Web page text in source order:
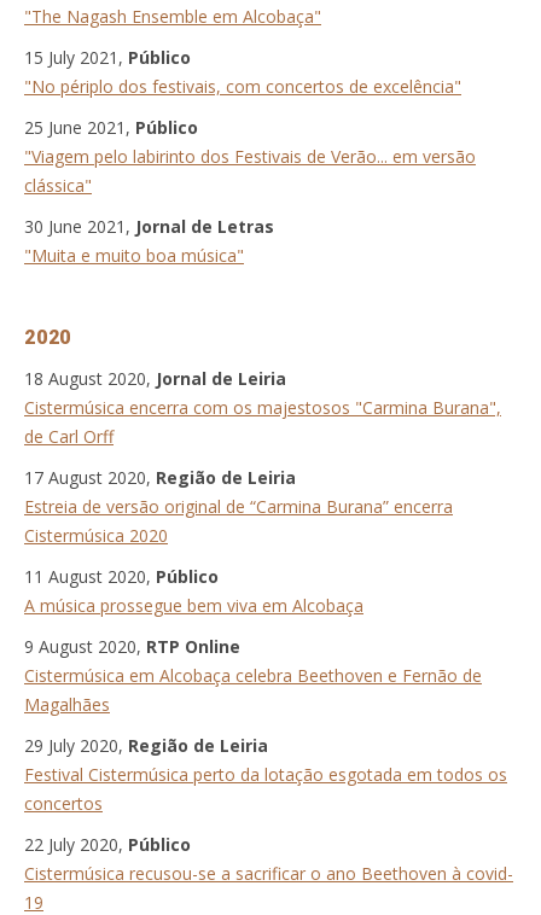
"The Nagash Ensemble em Alcobaça"
15 July 2021, Público
"No périplo dos festivais, com concertos de excelência"
25 June 2021, Público
"Viagem pelo labirinto dos Festivais de Verão... em versão
clássica"
30 June 2021, Jornal de Letras
"Muita e muito boa música"
2020
18 August 2020, Jornal de Leiria
Cistermúsica encerra com os majestosos "Carmina Burana",
de Carl Orff
17 August 2020, Região de Leiria
Estreia de versão original de “Carmina Burana” encerra
Cistermúsica 2020
11 August 2020, Público
A música prossegue bem viva em Alcobaça
9 August 2020, RTP Online
Cistermúsica em Alcobaça celebra Beethoven e Fernão de
Magalhães
29 July 2020, Região de Leiria
Festival Cistermúsica perto da lotação esgotada em todos os
concertos
22 July 2020, Público
Cistermúsica recusou-se a sacrificar o ano Beethoven à covid-
19